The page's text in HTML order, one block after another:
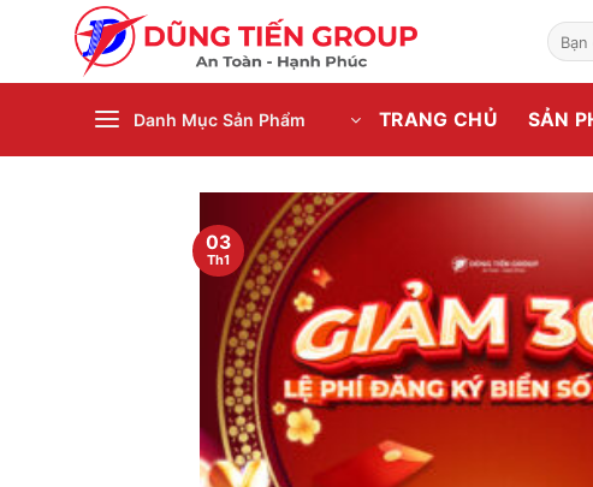
Tìm
kiếm:
Danh Mục Sản Phẩm TRANG CHỦ SẢN
03
Th1